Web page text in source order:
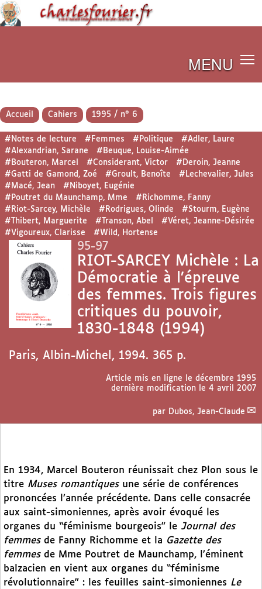
MENU
Accueil Cahiers 1995 / n° 6
#Notes de lecture #Femmes #Politique
#Adler, Laure
#Alexandrian, Sarane
#Beuque, Louise-Aimée
#Bouteron, Marcel
#Considerant, Victor
#Deroin, Jeanne
#Gatti de Gamond, Zoé
#Groult, Benoîte
#Lechevalier, Jules
#Macé, Jean
#Niboyet, Eugénie
#Poutret du Maunchamp, Mme
#Richomme, Fanny
#Riot-Sarcey, Michèle
#Rodrigues, Olinde
#Stourm, Eugène
#Thibert, Marguerite
#Transon, Abel
#Véret, Jeanne-Désirée
#Vigoureux, Clarisse
#Wild, Hortense
95-97
RIOT-SARCEY Michèle : La
Démocratie à l’épreuve
des femmes. Trois figures
critiques du pouvoir,
1830-1848 (1994)
Paris, Albin-Michel, 1994. 365 p.
Article mis en ligne le décembre 1995
dernière modification le 4 avril 2007
par Dubos, Jean-Claude
En 1934, Marcel Bouteron réunissait chez Plon sous le
titre Muses romantiquesune série de conférences
prononcées l’année précédente. Dans celle consacrée
aux saint-simoniennes, après avoir évoqué les
organes du “féminisme bourgeois” le Journal des
femmesde Fanny Richomme et la Gazette des
femmesde Mme Poutret de Maunchamp, l’éminent
balzacien en vient aux organes du “féminisme
révolutionnaire” : les feuilles saint-simoniennes Le